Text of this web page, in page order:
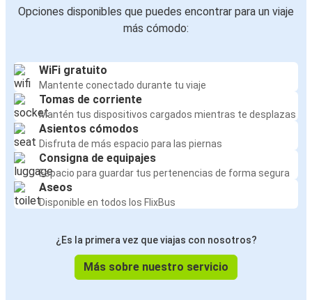
Opciones disponibles que puedes encontrar para un viaje
más cómodo:
WiFi gratuito
Mantente conectado durante tu viaje
Tomas de corriente
Mantén tus dispositivos cargados mientras te desplazas
Asientos cómodos
Disfruta de más espacio para las piernas
Consigna de equipajes
Espacio para guardar tus pertenencias de forma segura
Aseos
Disponible en todos los FlixBus
¿Es la primera vez que viajas con nosotros?
Más sobre nuestro servicio